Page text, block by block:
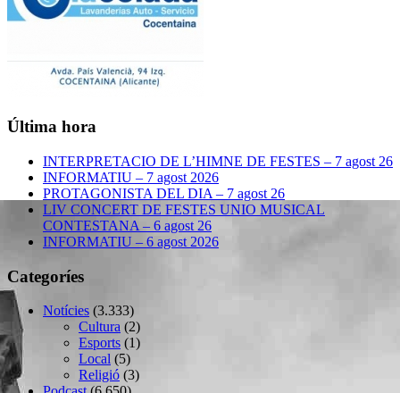
Última hora
INTERPRETACIO DE L’HIMNE DE FESTES – 7 agost 26
INFORMATIU – 7 agost 2026
PROTAGONISTA DEL DIA – 7 agost 26
LIV CONCERT DE FESTES UNIO MUSICAL
CONTESTANA – 6 agost 26
INFORMATIU – 6 agost 2026
Categoríes
Notícies (3.333)
Cultura (2)
Esports (1)
Local (5)
Religió (3)